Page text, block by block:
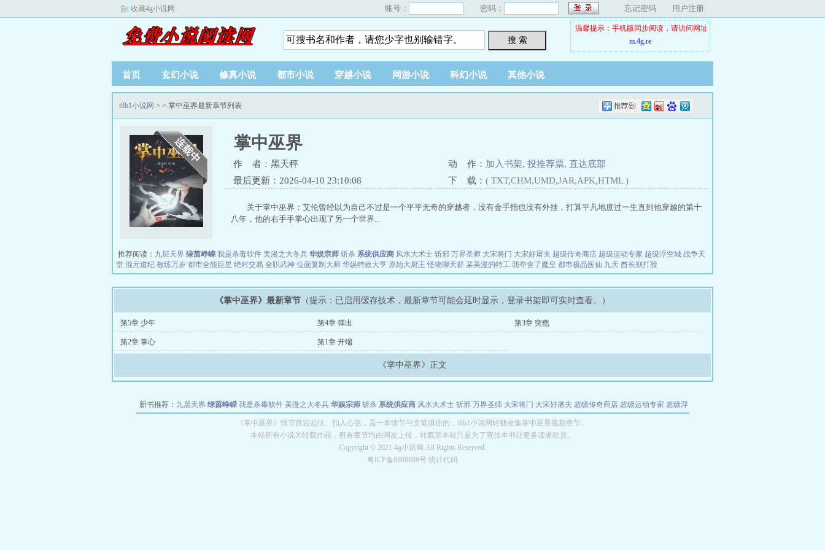
收藏4g小说网 账号： 密码： 忘记密码 用户注册
搜 索
温馨提示：手机版同步阅读，请访问网址
m.4g.re
首页 玄幻小说 修真小说 都市小说 穿越小说 网游小说 科幻小说 其他小说
t8b1小说网 > > 掌中巫界最新章节列表
掌中巫界
作 者：黑天秤 动 作： 加入书架, 投推荐票, 直达底部
最后更新：2026-04-10 23:10:08
下 载： ( TXT,CHM,UMD,JAR,APK,HTML )
关于掌中巫界：艾伦曾经以为自己不过是一个平平无奇的穿越者，没有金手指也没有外挂，打算平凡地度过一生直到他穿越的第十
八年，他的右手手掌心出现了另一个世界...
推荐阅读： 九层天界 绿茵峥嵘 我是杀毒软件 美漫之大冬兵 华娱宗师 斩杀 系统供应商 风水大术士 斩邪 万界圣师 大宋将门 大宋好屠夫 超级传奇商店 超级运动专家 超级浮空城 战争天
堂 混元道纪 教练万岁 都市全能巨星 绝对交易 全职武神 位面复制大师 华娱特效大亨 原始大厨王 怪物聊天群 某美漫的特工 我夺舍了魔皇 都市极品医仙 九天 酋长别打脸
《掌中巫界》最新章节 （提示：已启用缓存技术，最新章节可能会延时显示，登录书架即可实时查看。）
第5章 少年 第4章 弹出 第3章 突然
第2章 掌心 第1章 开端
《掌中巫界》正文
新书推荐： 九层天界 绿茵峥嵘 我是杀毒软件 美漫之大冬兵 华娱宗师 斩杀 系统供应商 风水大术士 斩邪 万界圣师 大宋将门 大宋好屠夫 超级传奇商店 超级运动专家 超级浮
教练万岁 都市全能巨星 绝对交易 全职武神 位面复制大师 华娱特效大亨 原始大厨王 怪物聊天群 某美漫的特工 我夺舍了魔皇
长别打脸
《掌中巫界》情节跌宕起伏、扣人心弦，是一本情节与文笔俱佳的，t8b1小说网转载收集掌中巫界最新章节。
本站所有小说为转载作品，所有章节均由网友上传，转载至本站只是为了宣传本书让更多读者欣赏。
Copyright © 2021 4g小说网 All Rights Reserved.
粤ICP备8888888号 统计代码